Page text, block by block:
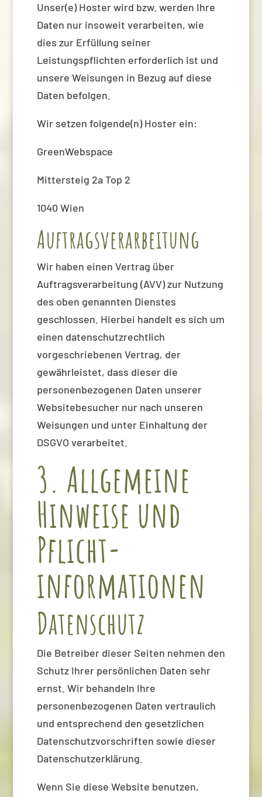
Unser(e) Hoster wird bzw. werden Ihre
Daten nur insoweit verarbeiten, wie
dies zur Erfüllung seiner
Leistungspflichten erforderlich ist und
unsere Weisungen in Bezug auf diese
Daten befolgen.
Wir setzen folgende(n) Hoster ein:
GreenWebspace
Mittersteig 2a Top 2
1040 Wien
Auftragsverarbeitung
Wir haben einen Vertrag über
Auftragsverarbeitung (AVV) zur Nutzung
des oben genannten Dienstes
geschlossen. Hierbei handelt es sich um
einen datenschutzrechtlich
vorgeschriebenen Vertrag, der
gewährleistet, dass dieser die
personenbezogenen Daten unserer
Websitebesucher nur nach unseren
Weisungen und unter Einhaltung der
DSGVO verarbeitet.
3. Allgemeine
Hinweise und
Pflicht­
informationen
Datenschutz
Die Betreiber dieser Seiten nehmen den
Schutz Ihrer persönlichen Daten sehr
ernst. Wir behandeln Ihre
personenbezogenen Daten vertraulich
und entsprechend den gesetzlichen
Datenschutzvorschriften sowie dieser
Datenschutzerklärung.
Wenn Sie diese Website benutzen,